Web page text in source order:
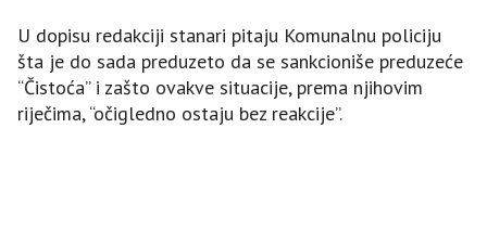
U dopisu redakciji stanari pitaju Komunalnu policiju
šta je do sada preduzeto da se sankcioniše preduzeće
“Čistoća” i zašto ovakve situacije, prema njihovim
riječima, “očigledno ostaju bez reakcije”.